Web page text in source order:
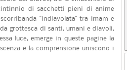
di sacchetti pieni di anime
"indiavolata" tra imam e
grottesca di santi, umani e diavoli,
luce, emerge in queste pagine la
e la comprensione uniscono i